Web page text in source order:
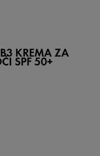
KREMA ZA
SPF 50+